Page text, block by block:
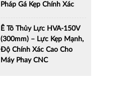
Pháp Gá Kẹp Chính Xác
Ê Tô Thủy Lực HVA-150V
(300mm) – Lực Kẹp Mạnh,
Độ Chính Xác Cao Cho
Máy Phay CNC